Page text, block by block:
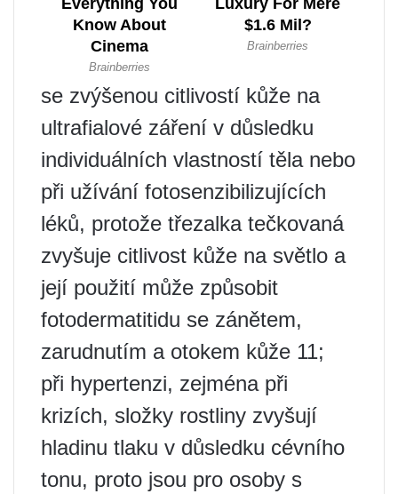
se zvýšenou citlivostí kůže na
ultrafialové záření v důsledku
individuálních vlastností těla nebo
při užívání fotosenzibilizujících
léků, protože třezalka tečkovaná
zvyšuje citlivost kůže na světlo a
její použití může způsobit
fotodermatitidu se zánětem,
zarudnutím a otokem kůže 11;
při hypertenzi, zejména při
krizích, složky rostliny zvyšují
hladinu tlaku v důsledku cévního
tonu, proto jsou pro osoby s